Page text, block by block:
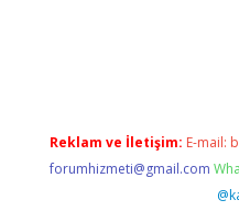
Reklam ve İletişim: E-mail:
forumhizmeti@gmail.com